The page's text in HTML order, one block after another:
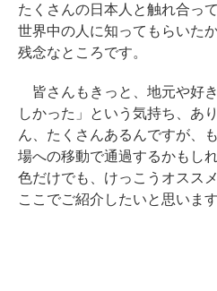
たくさんの日本人と触れ合っ
世界中の人に知ってもらいた
残念なところです。
皆さんもきっと、地元や好
しかった」という気持ち、あ
ん、たくさんあるんですが、
場への移動で通過するかもし
色だけでも、けっこうオスス
ここでご紹介したいと思います